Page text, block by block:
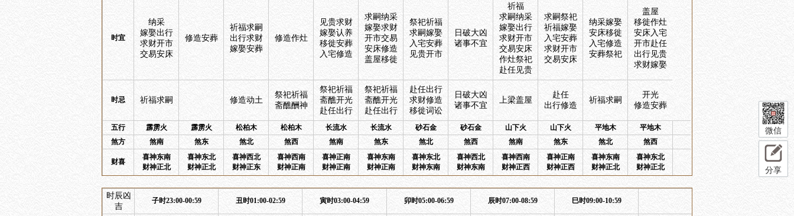
时宜
纳采
嫁娶出行
求财开市
交易安床
修造安葬
祈福求嗣
出行求财
嫁娶安葬
修造作灶
见贵求财
嫁娶认养
移徙安葬
入宅修造
求嗣纳采
嫁娶求财
开市交易
安床修造
盖屋移徙
祭祀祈福
求嗣嫁娶
入宅安葬
见贵开市
日破大凶
诸事不宜
祈福
求嗣纳采
嫁娶出行
求财开市
交易安床
作灶祭祀
赴任见贵
求嗣祭祀
祈福嫁娶
入宅安葬
求财开市
交易安床
纳采嫁娶
安床移徙
入宅修造
安葬祭祀
盖屋
移徙作灶
安床入宅
开市赴任
出行见贵
求财嫁娶
时忌 祈福求嗣 修造动土
祭祀祈福
斋醮酬神
祭祀祈福
斋醮开光
赴任出行
祭祀祈福
斋醮开光
赴任出行
赴任出行
求财修造
移徙词讼
日破大凶
诸事不宜
上梁盖屋
赴任
出行修造
祈福求嗣
开光
修造安葬
五行 霹雳火 霹雳火 松柏木 松柏木 长流水 长流水 砂石金 砂石金 山下火 山下火 平地木
平地木
煞方
煞南 煞东 煞北 煞西 煞南 煞东 煞北 煞西 煞南 煞东 煞北 煞西
财喜
喜神东南
财神正北
喜神东北
财神正北
喜神西北
财神正东
喜神西南
财神正南
喜神正南
财神正南
喜神东南
财神正南
喜神东北
财神东南
喜神西北
财神东南
喜神西南
财神正西
喜神正南
财神正西
喜神东南
财神正北
喜神东北
财神正北
时辰凶
吉
子时23:00-00:59 丑时01:00-02:59 寅时03:00-04:59 卯时05:00-06:59 辰时07:00-08:59 巳时09:00-10:59
微信
分享